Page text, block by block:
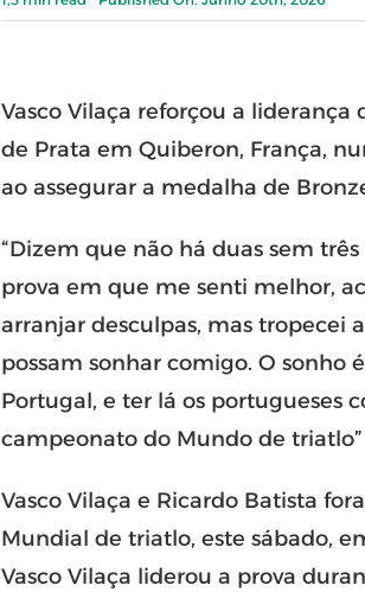
Vasco Vilaça reforçou a
de Prata em Quiberon, França,
ao assegurar a medalha de
“Dizem que não há duas sem
prova em que me senti melhor,
arranjar desculpas, mas tropecei
possam sonhar comigo. O sonho
Portugal, e ter lá os portugueses
campeonato do Mundo de triatlo”
Vasco Vilaça e Ricardo Batista
Mundial de triatlo, este sábado,
Vasco Vilaça liderou a prova